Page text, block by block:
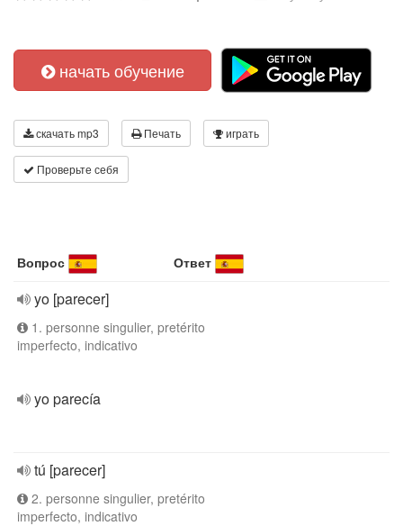
начать обучение
скачать mp3 Печать играть
Проверьте себя
Вопрос Ответ
yo [parecer]
1. personne singulier, pretérito
imperfecto, indicativo
yo parecía
tú [parecer]
2. personne singulier, pretérito
imperfecto, indicativo